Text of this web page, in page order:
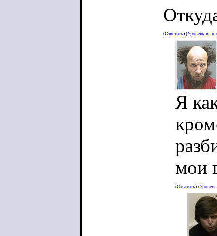
(Ответить) (Уровень выше
Я
мои
(Ответить) (